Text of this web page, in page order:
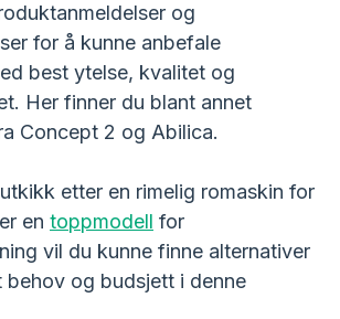
og
for å kunne anbefale
best ytelse, kvalitet og
Her finner du blant annet
Concept 2 og Abilica.
etter en rimelig romaskin for
en toppmodell for
vil du kunne finne alternativer
behov og budsjett i denne